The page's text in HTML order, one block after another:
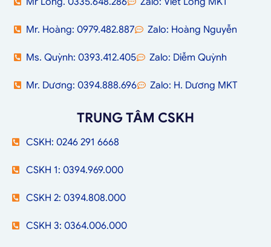
Mr. Hoàng: 0979.482.887 Zalo: Hoàng Nguyễn
Ms. Quỳnh: 0393.412.405 Zalo: Diễm Quỳnh
Mr. Dương: 0394.888.696 Zalo: H. Dương MKT
TRUNG TÂM CSKH
CSKH: 0246 291 6668
CSKH 1: 0394.969.000
CSKH 2: 0394.808.000
CSKH 3: 0364.006.000